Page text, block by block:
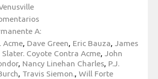
A:
Acme, Dave Green, Eric Bauza, James
Coyote Contra Acme, John
, Nancy Linehan Charles, P.J.
, Travis Siemon., Will Forte